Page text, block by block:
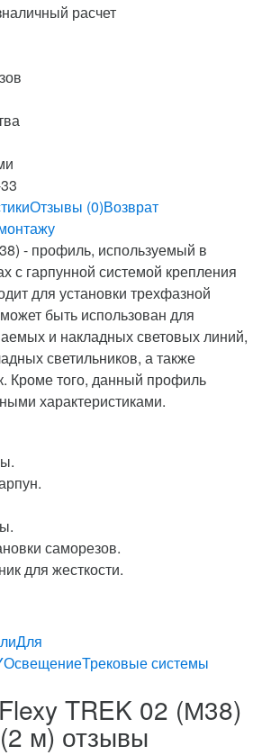
расчет
Отзывы (0)Возврат
- профиль, используемый в
с гарпунной системой крепления
для установки трехфазной
быть использован для
и накладных световых линий,
светильников, а также
Кроме того, данный профиль
характеристиками.
саморезов.
для жесткости.
Для
ОсвещениеТрековые системы
TREK 02 (М38)
м) отзывы